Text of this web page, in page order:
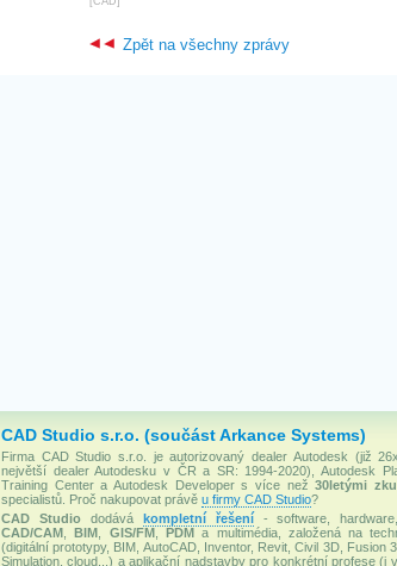
Zpět na všechny zprávy
CAD Studio s.r.o. (součást Arkance Systems)
Firma CAD Studio s.r.o. je autorizovaný dealer Autodesk (již
největší dealer Autodesku v ČR a SR: 1994-2020), Autodesk
Training Center a Autodesk Developer s více než30letými
specialistů. Proč nakupovat právě u firmy CAD Studio?
CAD Studiododává kompletní řešení- software,
CAD/CAM ,BIM GIS/FM, PDMa multimédia, založená na
(digitální prototypy, BIM, AutoCAD, Inventor, Revit, Civil 3D, Fusion
Simulation, cloud...) a aplikační nadstavby pro konkrétní profese (i